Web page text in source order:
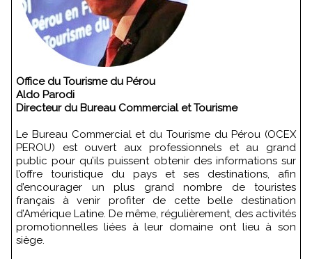
Office du Tourisme du Pérou
Aldo Parodi
Directeur du Bureau Commercial et Tourisme
Le Bureau Commercial et du Tourisme du Pérou (OCEX
PEROU) est ouvert aux professionnels et au grand
public pour qu’ils puissent obtenir des informations sur
l’offre touristique du pays et ses destinations, afin
d’encourager un plus grand nombre de touristes
français à venir profiter de cette belle destination
d’Amérique Latine. De même, régulièrement, des activités
promotionnelles liées à leur domaine ont lieu à son
siège.